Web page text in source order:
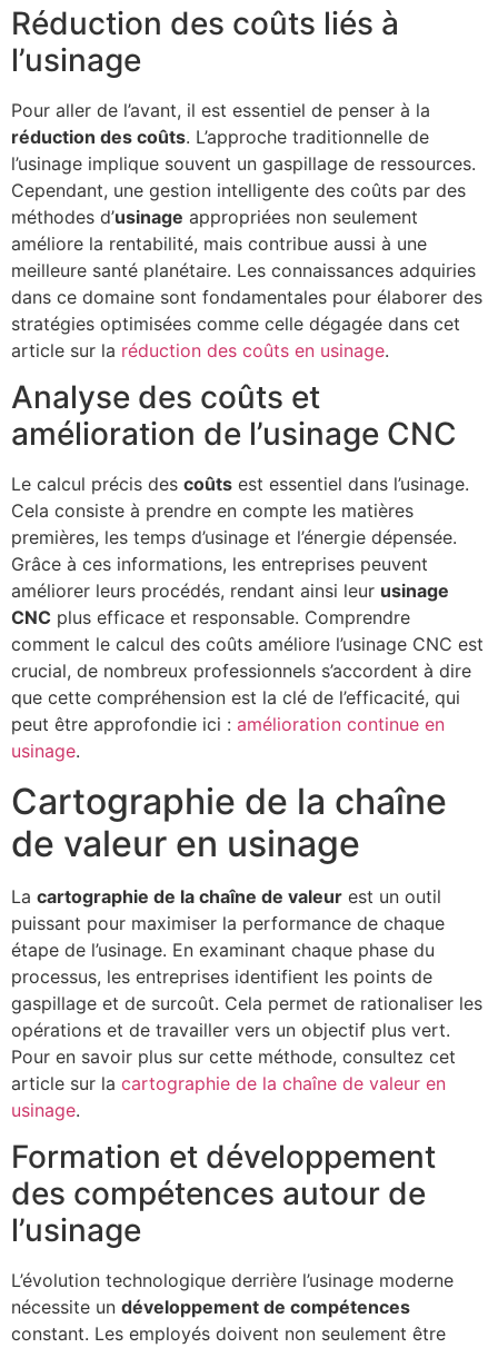
Réduction des coûts liés à
l’usinage
Pour aller de l’avant, il est essentiel de penser à la
réduction des coûts. L’approche traditionnelle de
l’usinage implique souvent un gaspillage de ressources.
Cependant, une gestion intelligente des coûts par des
méthodes d’usinage appropriées non seulement
améliore la rentabilité, mais contribue aussi à une
meilleure santé planétaire. Les connaissances adquiries
dans ce domaine sont fondamentales pour élaborer des
stratégies optimisées comme celle dégagée dans cet
article sur la réduction des coûts en usinage.
Analyse des coûts et
amélioration de l’usinage CNC
Le calcul précis des coûts est essentiel dans l’usinage.
Cela consiste à prendre en compte les matières
premières, les temps d’usinage et l’énergie dépensée.
Grâce à ces informations, les entreprises peuvent
améliorer leurs procédés, rendant ainsi leur usinage
CNC plus efficace et responsable. Comprendre
comment le calcul des coûts améliore l’usinage CNC est
crucial, de nombreux professionnels s’accordent à dire
que cette compréhension est la clé de l’efficacité, qui
peut être approfondie ici : amélioration continue en
usinage.
Cartographie de la chaîne
de valeur en usinage
La cartographie de la chaîne de valeur est un outil
puissant pour maximiser la performance de chaque
étape de l’usinage. En examinant chaque phase du
processus, les entreprises identifient les points de
gaspillage et de surcoût. Cela permet de rationaliser les
opérations et de travailler vers un objectif plus vert.
Pour en savoir plus sur cette méthode, consultez cet
article sur la cartographie de la chaîne de valeur en
usinage.
Formation et développement
des compétences autour de
l’usinage
L’évolution technologique derrière l’usinage moderne
nécessite un développement de compétences
constant. Les employés doivent non seulement être